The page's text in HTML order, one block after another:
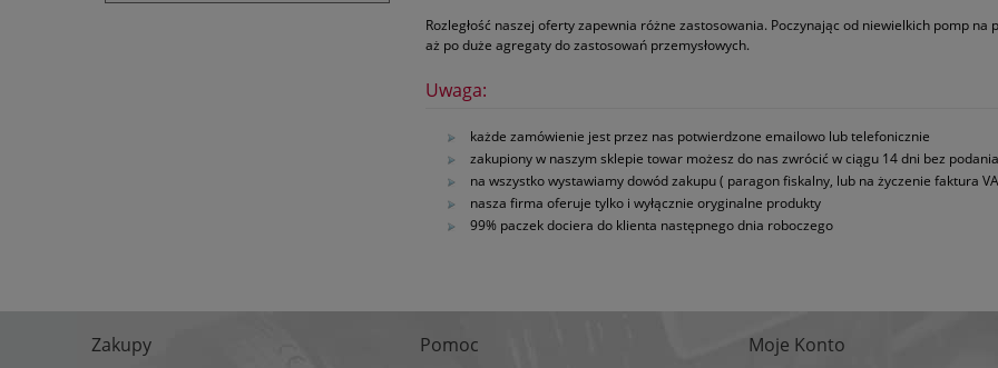
Rozległość naszej oferty zapewnia różne zastosowania. Poczynając od niewielkich pomp
aż po duże agregaty do zastosowań przemysłowych.
Uwaga:
każde zamówienie jest przez nas potwierdzone emailowo lub telefonicznie
zakupiony w naszym sklepie towar możesz do nas zwrócić w ciągu 14 dni bez
na wszystko wystawiamy dowód zakupu ( paragon fiskalny, lub na życzenie faktura
nasza firma oferuje tylko i wyłącznie oryginalne produkty
99% paczek dociera do klienta następnego dnia roboczego
Zakupy Pomoc Moje Konto